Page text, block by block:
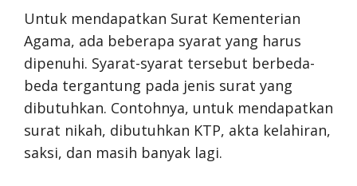
Untuk mendapatkan Surat Kementerian
Agama, ada beberapa syarat yang harus
dipenuhi. Syarat-syarat tersebut berbeda-
beda tergantung pada jenis surat yang
dibutuhkan. Contohnya, untuk mendapatkan
surat nikah, dibutuhkan KTP, akta kelahiran,
saksi, dan masih banyak lagi.